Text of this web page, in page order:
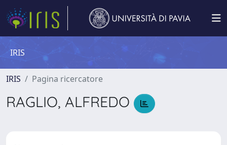
IRIS
IRIS Pagina ricercatore
RAGLIO, ALFREDO